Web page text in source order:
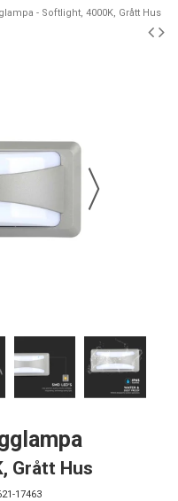
- Softlight, 4000K, Grått Hus
Grått Hus
17463